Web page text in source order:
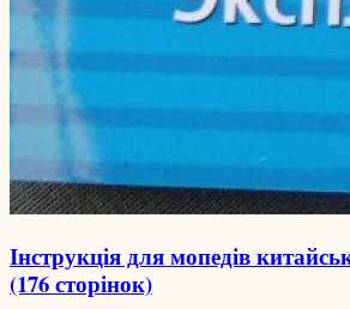
Інструкція для мопедів
(176 сторінок)